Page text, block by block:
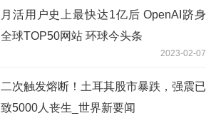
月活用户史上最快达1亿后 OpenAI跻身
全球TOP50网站 环球今头条
2023-02-07
二次触发熔断！土耳其股市暴跌，强震已
致5000人丧生_世界新要闻